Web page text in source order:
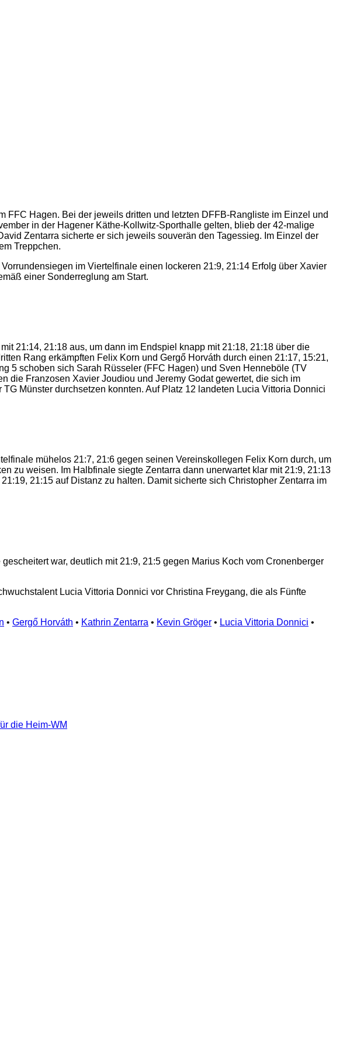
FFC Hagen. Bei der jeweils dritten und letzten DFFB-Rangliste im Einzel und
in der Hagener Käthe-Kollwitz-Sporthalle gelten, blieb der 42-malige
Zentarra sicherte er sich jeweils souverän den Tagessieg. Im Einzel der
Treppchen.
im Viertelfinale einen lockeren 21:9, 21:14 Erfolg über Xavier
einer Sonderreglung am Start.
21:14, 21:18 aus, um dann im Endspiel knapp mit 21:18, 21:18 über die
Rang erkämpften Felix Korn und Gergő Horváth durch einen 21:17, 15:21,
5 schoben sich Sarah Rüsseler (FFC Hagen) und Sven Henneböle (TV
die Franzosen Xavier Joudiou und Jeremy Godat gewertet, die sich im
Münster durchsetzen konnten. Auf Platz 12 landeten Lucia Vittoria Donnici
mühelos 21:7, 21:6 gegen seinen Vereinskollegen Felix Korn durch, um
zu weisen. Im Halbfinale siegte Zentarra dann unerwartet klar mit 21:9, 21:13
21:15 auf Distanz zu halten. Damit sicherte sich Christopher Zentarra im
war, deutlich mit 21:9, 21:5 gegen Marius Koch vom Cronenberger
Lucia Vittoria Donnici vor Christina Freygang, die als Fünfte
• Gergő Horváth • Kathrin Zentarra • Kevin Gröger • Lucia Vittoria Donnici •
die Heim-WM